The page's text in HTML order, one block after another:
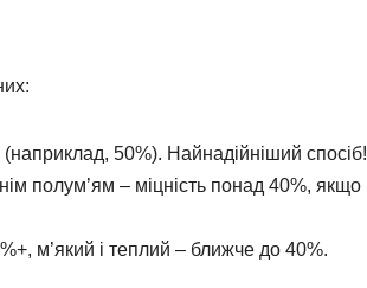
50%). Найнадійніший спосіб!
полум’ям – міцність понад 40%, якщо
м’який і теплий – ближче до 40%.